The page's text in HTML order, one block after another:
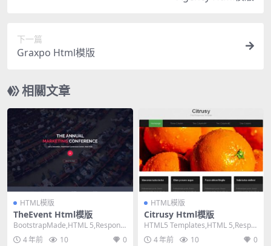
下一篇
Graxpo Html模版
相關文章
HTML模版
TheEvent Html模版
BootstrapMade,HTML 5,Responsi
ve, 4 Colum...
4 年前 10 0
HTML模版
Citrusy Html模版
HTML5 Templates,HTML 5,Respo
nsive, Mixed...
4 年前 10 0